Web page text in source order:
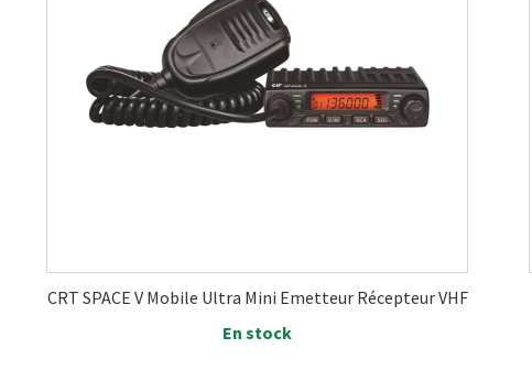
CRT SPACE V Mobile Ultra Mini Emetteur Récepteur VHF
En stock